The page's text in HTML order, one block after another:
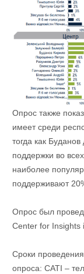
Опрос также
имеет среди
тогда как
поддержки во
наиболее
поддерживают
Опрос был
Center for Insights
Сроки
опроса: CATI –